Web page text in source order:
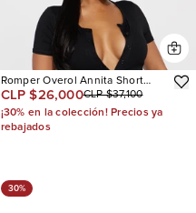
Romper Overol Annita Short
Sleeve Ruffles
CLP $26,000CLP $37,100
¡30% en la colección! Precios ya
rebajados
30%